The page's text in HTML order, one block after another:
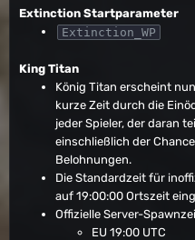
Extinction Startparameter
Extinction_WP
King Titan
König Titan erscheint
kurze Zeit durch die
jeder Spieler, der daran
einschließlich der
Belohnungen.
Die Standardzeit für
auf 19:00:00 Ortszeit
Offizielle Server-
EU 19:00 UTC